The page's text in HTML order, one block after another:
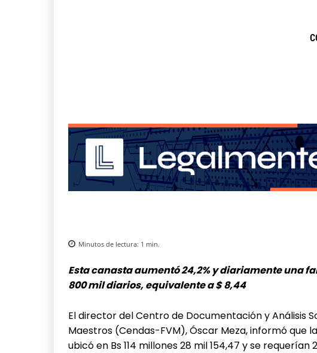
Minutos de lectura: 1 min.
Esta canasta aumentó 24,2% y diariamente una
800 mil diarios, equivalente a $ 8,44
El director del Centro de Documentación y Análisis
Maestros (Cendas-FVM), Óscar Meza, informó que
ubicó en Bs 114 millones 28 mil 154,47 y se